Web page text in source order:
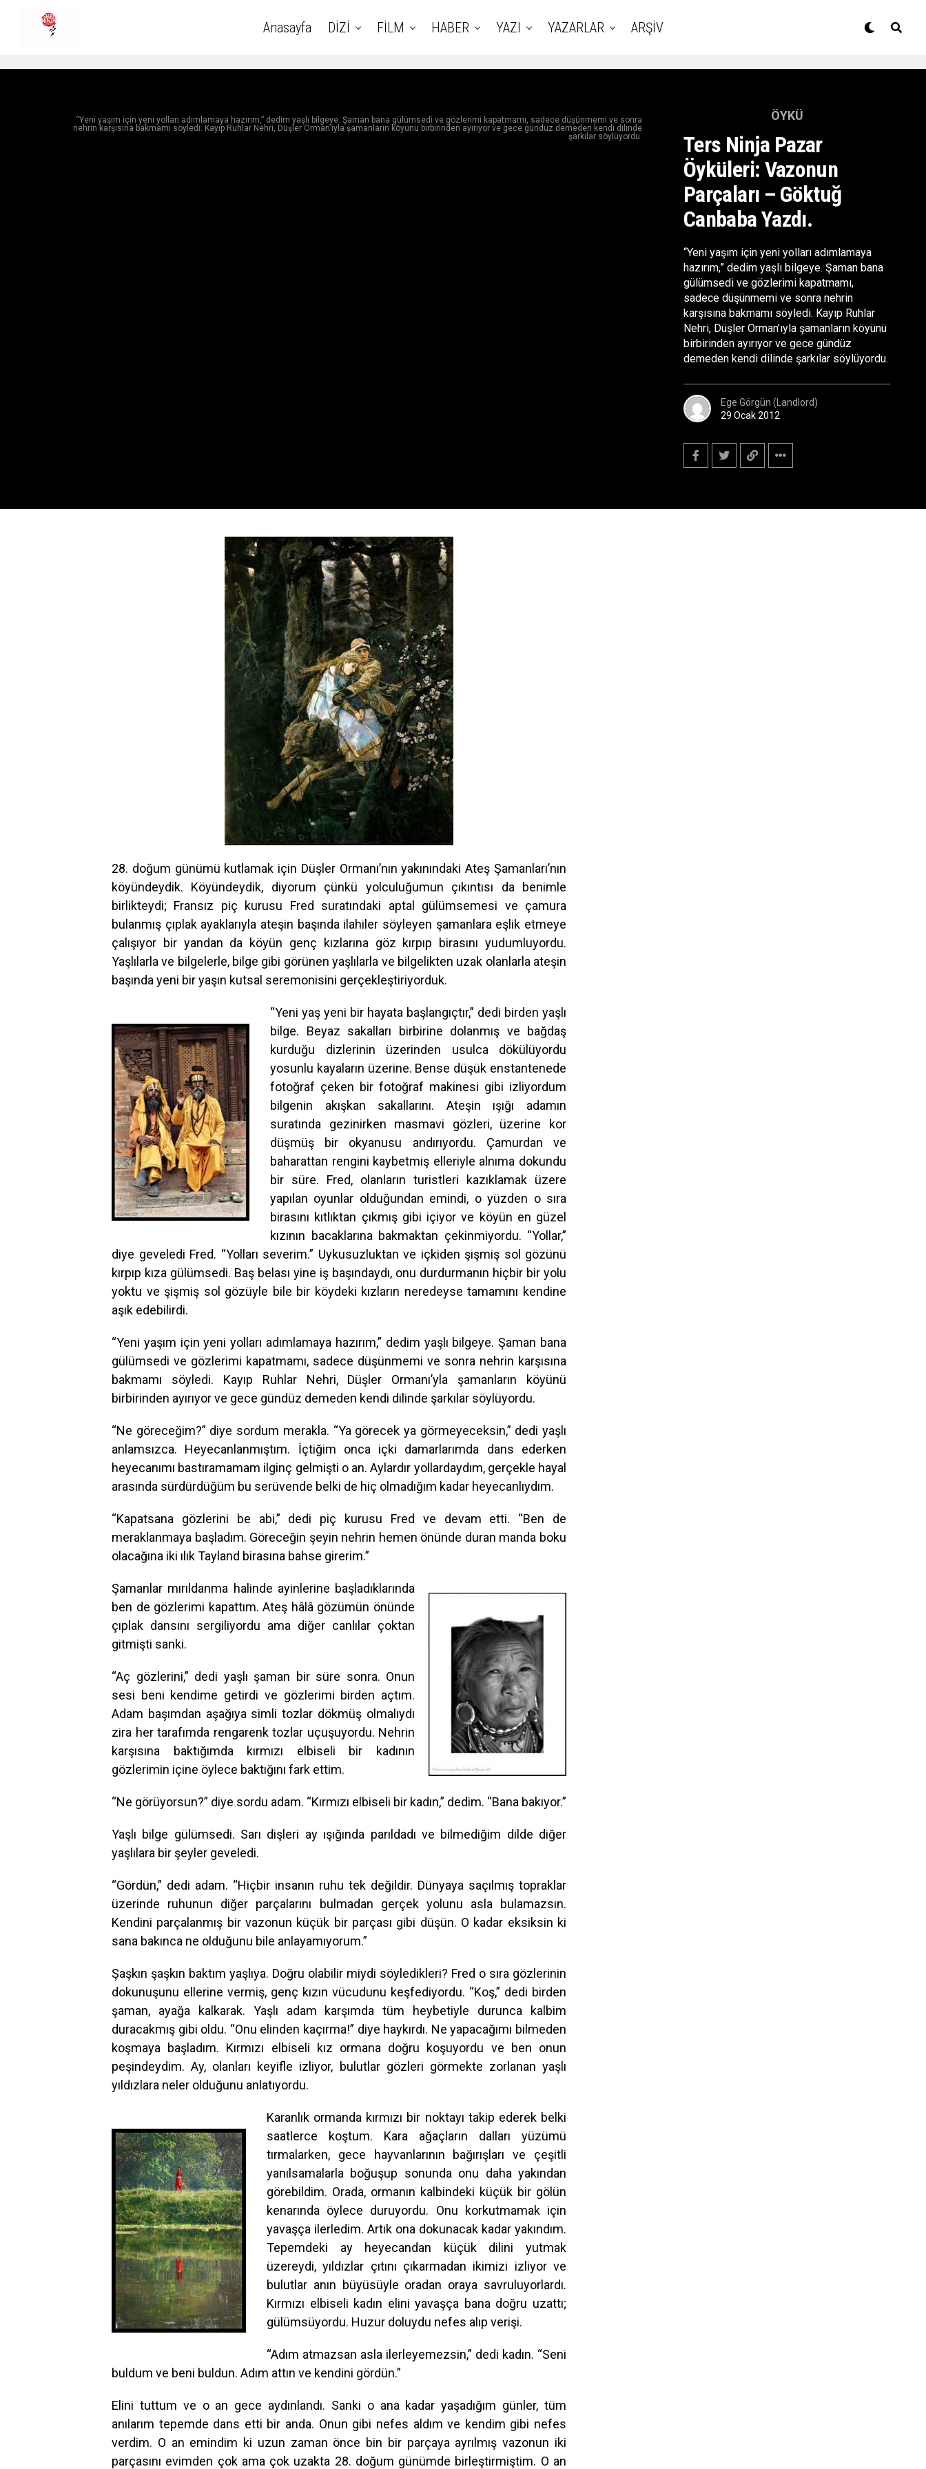
Anasayfa DİZİ FİLM HABER YAZI YAZARLAR ARŞİV
“Yeni yaşım için yeni yolları adımlamaya hazırım,” dedim yaşlı bilgeye. Şaman bana gülümsedi ve gözlerimi kapatmamı, sadece düşünmemi ve sonra
nehrin karşısına bakmamı söyledi. Kayıp Ruhlar Nehri, Düşler Orman’ıyla şamanların köyünü birbirinden ayırıyor ve gece gündüz demeden kendi dilinde
şarkılar söylüyordu.
ÖYKÜ
Ters Ninja Pazar
Öyküleri: Vazonun
Parçaları – Göktuğ
Canbaba Yazdı.
“Yeni yaşım için yeni yolları adımlamaya
hazırım,” dedim yaşlı bilgeye. Şaman bana
gülümsedi ve gözlerimi kapatmamı,
sadece düşünmemi ve sonra nehrin
karşısına bakmamı söyledi. Kayıp Ruhlar
Nehri, Düşler Orman’ıyla şamanların köyünü
birbirinden ayırıyor ve gece gündüz
demeden kendi dilinde şarkılar söylüyordu.
Ege Görgün (Landlord)
29 Ocak 2012
28. doğum günümü kutlamak için Düşler Ormanı’nın yakınındaki Ateş Şamanları’nın
köyündeydik. Köyündeydik, diyorum çünkü yolculuğumun çıkıntısı da benimle
birlikteydi; Fransız piç kurusu Fred suratındaki aptal gülümsemesi ve çamura
bulanmış çıplak ayaklarıyla ateşin başında ilahiler söyleyen şamanlara eşlik etmeye
çalışıyor bir yandan da köyün genç kızlarına göz kırpıp birasını yudumluyordu.
Yaşlılarla ve bilgelerle, bilge gibi görünen yaşlılarla ve bilgelikten uzak olanlarla ateşin
başında yeni bir yaşın kutsal seremonisini gerçekleştiriyorduk.
“Yeni yaş yeni bir hayata başlangıçtır,” dedi birden yaşlı
bilge. Beyaz sakalları birbirine dolanmış ve bağdaş
kurduğu dizlerinin üzerinden usulca dökülüyordu
yosunlu kayaların üzerine. Bense düşük enstantenede
fotoğraf çeken bir fotoğraf makinesi gibi izliyordum
bilgenin akışkan sakallarını. Ateşin ışığı adamın
suratında gezinirken masmavi gözleri, üzerine kor
düşmüş bir okyanusu andırıyordu. Çamurdan ve
baharattan rengini kaybetmiş elleriyle alnıma dokundu
bir süre. Fred, olanların turistleri kazıklamak üzere
yapılan oyunlar olduğundan emindi, o yüzden o sıra
birasını kıtlıktan çıkmış gibi içiyor ve köyün en güzel
kızının bacaklarına bakmaktan çekinmiyordu. “Yollar,”
diye geveledi Fred. “Yolları severim.” Uykusuzluktan ve içkiden şişmiş sol gözünü
kırpıp kıza gülümsedi. Baş belası yine iş başındaydı, onu durdurmanın hiçbir bir yolu
yoktu ve şişmiş sol gözüyle bile bir köydeki kızların neredeyse tamamını kendine
aşık edebilirdi.
“Yeni yaşım için yeni yolları adımlamaya hazırım,” dedim yaşlı bilgeye. Şaman bana
gülümsedi ve gözlerimi kapatmamı, sadece düşünmemi ve sonra nehrin karşısına
bakmamı söyledi. Kayıp Ruhlar Nehri, Düşler Ormanı’yla şamanların köyünü
birbirinden ayırıyor ve gece gündüz demeden kendi dilinde şarkılar söylüyordu.
“Ne göreceğim?” diye sordum merakla. “Ya görecek ya görmeyeceksin,” dedi yaşlı
anlamsızca. Heyecanlanmıştım. İçtiğim onca içki damarlarımda dans ederken
heyecanımı bastıramamam ilginç gelmişti o an. Aylardır yollardaydım, gerçekle hayal
arasında sürdürdüğüm bu serüvende belki de hiç olmadığım kadar heyecanlıydım.
“Kapatsana gözlerini be abi,” dedi piç kurusu Fred ve devam etti. “Ben de
meraklanmaya başladım. Göreceğin şeyin nehrin hemen önünde duran manda boku
olacağına iki ılık Tayland birasına bahse girerim.”
Şamanlar mırıldanma halinde ayinlerine başladıklarında
ben de gözlerimi kapattım. Ateş hâlâ gözümün önünde
çıplak dansını sergiliyordu ama diğer canlılar çoktan
gitmişti sanki.
“Aç gözlerini,” dedi yaşlı şaman bir süre sonra. Onun
sesi beni kendime getirdi ve gözlerimi birden açtım.
Adam başımdan aşağıya simli tozlar dökmüş olmalıydı
zira her tarafımda rengarenk tozlar uçuşuyordu. Nehrin
karşısına baktığımda kırmızı elbiseli bir kadının
gözlerimin içine öylece baktığını fark ettim.
“Ne görüyorsun?” diye sordu adam. “Kırmızı elbiseli bir kadın,” dedim. “Bana bakıyor.”
Yaşlı bilge gülümsedi. Sarı dişleri ay ışığında parıldadı ve bilmediğim dilde diğer
yaşlılara bir şeyler geveledi.
“Gördün,” dedi adam. “Hiçbir insanın ruhu tek değildir. Dünyaya saçılmış topraklar
üzerinde ruhunun diğer parçalarını bulmadan gerçek yolunu asla bulamazsın.
Kendini parçalanmış bir vazonun küçük bir parçası gibi düşün. O kadar eksiksin ki
sana bakınca ne olduğunu bile anlayamıyorum.”
Şaşkın şaşkın baktım yaşlıya. Doğru olabilir miydi söyledikleri? Fred o sıra gözlerinin
dokunuşunu ellerine vermiş, genç kızın vücudunu keşfediyordu. “Koş,” dedi birden
şaman, ayağa kalkarak. Yaşlı adam karşımda tüm heybetiyle durunca kalbim
duracakmış gibi oldu. “Onu elinden kaçırma!” diye haykırdı. Ne yapacağımı bilmeden
koşmaya başladım. Kırmızı elbiseli kız ormana doğru koşuyordu ve ben onun
peşindeydim. Ay, olanları keyifle izliyor, bulutlar gözleri görmekte zorlanan yaşlı
yıldızlara neler olduğunu anlatıyordu.
Karanlık ormanda kırmızı bir noktayı takip ederek belki
saatlerce koştum. Kara ağaçların dalları yüzümü
tırmalarken, gece hayvanlarının bağırışları ve çeşitli
yanılsamalarla boğuşup sonunda onu daha yakından
görebildim. Orada, ormanın kalbindeki küçük bir gölün
kenarında öylece duruyordu. Onu korkutmamak için
yavaşça ilerledim. Artık ona dokunacak kadar yakındım.
Tepemdeki ay heyecandan küçük dilini yutmak
üzereydi, yıldızlar çıtını çıkarmadan ikimizi izliyor ve
bulutlar anın büyüsüyle oradan oraya savruluyorlardı.
Kırmızı elbiseli kadın elini yavaşça bana doğru uzattı;
gülümsüyordu. Huzur doluydu nefes alıp verişi.
“Adım atmazsan asla ilerleyemezsin,” dedi kadın. “Seni
buldum ve beni buldun. Adım attın ve kendini gördün.”
Elini tuttum ve o an gece aydınlandı. Sanki o ana kadar yaşadığım günler, tüm
anılarım tepemde dans etti bir anda. Onun gibi nefes aldım ve kendim gibi nefes
verdim. O an emindim ki uzun zaman önce bin bir parçaya ayrılmış vazonun iki
parçasını evimden çok ama çok uzakta 28. doğum günümde birleştirmiştim. O an